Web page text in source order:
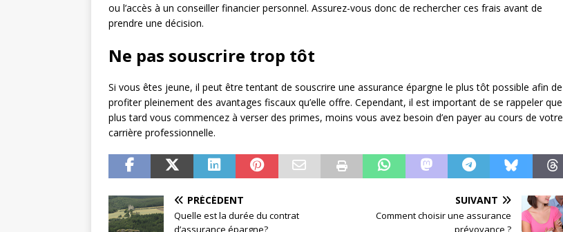
ou l’accès à un conseiller financier personnel. Assurez-vous donc de rechercher ces frais avant de
prendre une décision.
Ne pas souscrire trop tôt
Si vous êtes jeune, il peut être tentant de souscrire une assurance épargne le plus tôt possible afin de
profiter pleinement des avantages fiscaux qu’elle offre. Cependant, il est important de se rappeler que
plus tard vous commencez à verser des primes, moins vous avez besoin d’en payer au cours de votre
carrière professionnelle.
PRÉCÉDENT
Quelle est la durée du contrat
d’assurance épargne?
SUIVANT
Comment choisir une assurance
prévoyance ?